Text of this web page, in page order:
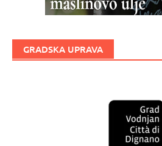
GRADSKA UPRAVA